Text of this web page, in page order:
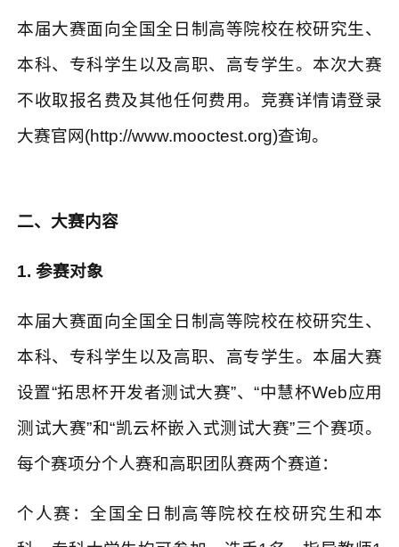
本届大赛面向全国全日制高等院校在校研究生、
本科、专科学生以及高职、高专学生。本次大赛
不收取报名费及其他任何费用。竞赛详情请登录
大赛官网(http://www.mooctest.org)查询。
二、大赛内容
1. 参赛对象
本届大赛面向全国全日制高等院校在校研究生、
本科、专科学生以及高职、高专学生。本届大赛
设置“拓思杯开发者测试大赛”、“中慧杯Web应用
测试大赛”和“凯云杯嵌入式测试大赛”三个赛项。
每个赛项分个人赛和高职团队赛两个赛道：
个人赛：全国全日制高等院校在校研究生和本